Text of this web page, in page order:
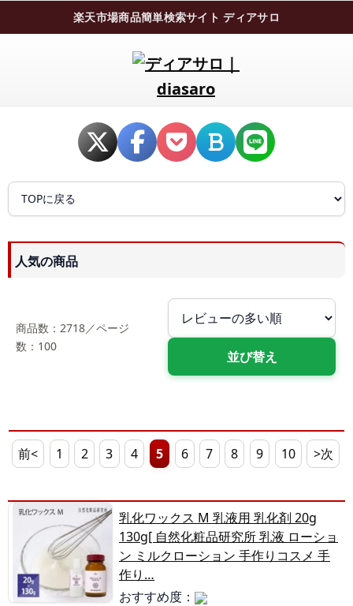
楽天市場商品簡単検索サイト ディアサロ
人気の商品
商品数：2718／ページ
数：100
前< 1 2 3 4 5 6 7 8 9 10 >次
乳化ワックス M 乳液用 乳化剤 20g
130g[ 自然化粧品研究所 乳液 ローショ
ン ミルクローション 手作りコスメ 手
作り…
おすすめ度：